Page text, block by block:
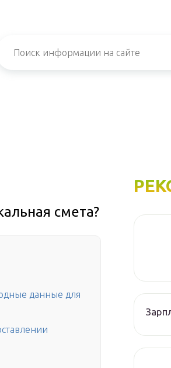
смета?
данные для